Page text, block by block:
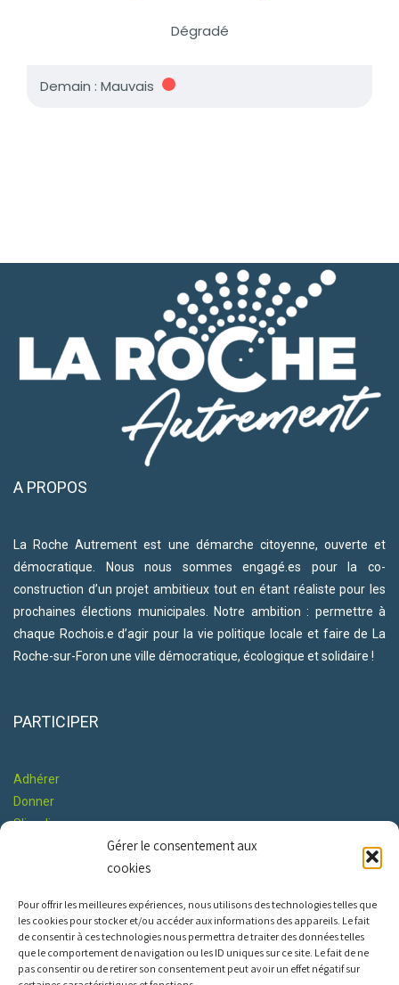
Gérer le consentement aux
cookies
Pour offrir les meilleures expériences, nous utilisons des technologies telles que
les cookies pour stocker et/ou accéder aux informations des appareils. Le fait
de consentir à ces technologies nous permettra de traiter des données telles
que le comportement de navigation ou les ID uniques sur ce site. Le fait de ne
pas consentir ou de retirer son consentement peut avoir un effet négatif sur
A PROPOS
La Roche Autrement est une démarche citoyenne, ouverte et
démocratique. Nous nous sommes engagé.es pour la co-
construction d’un projet ambitieux tout en étant réaliste pour les
prochaines élections municipales. Notre ambition : permettre à
chaque Rochois.e d’agir pour la vie politique locale et faire de La
Roche-sur-Foron une ville démocratique, écologique et solidaire !
PARTICIPER
Adhérer
Donner
S'impliquer
Co-construire le Programme
RESTONS EN CONTACT